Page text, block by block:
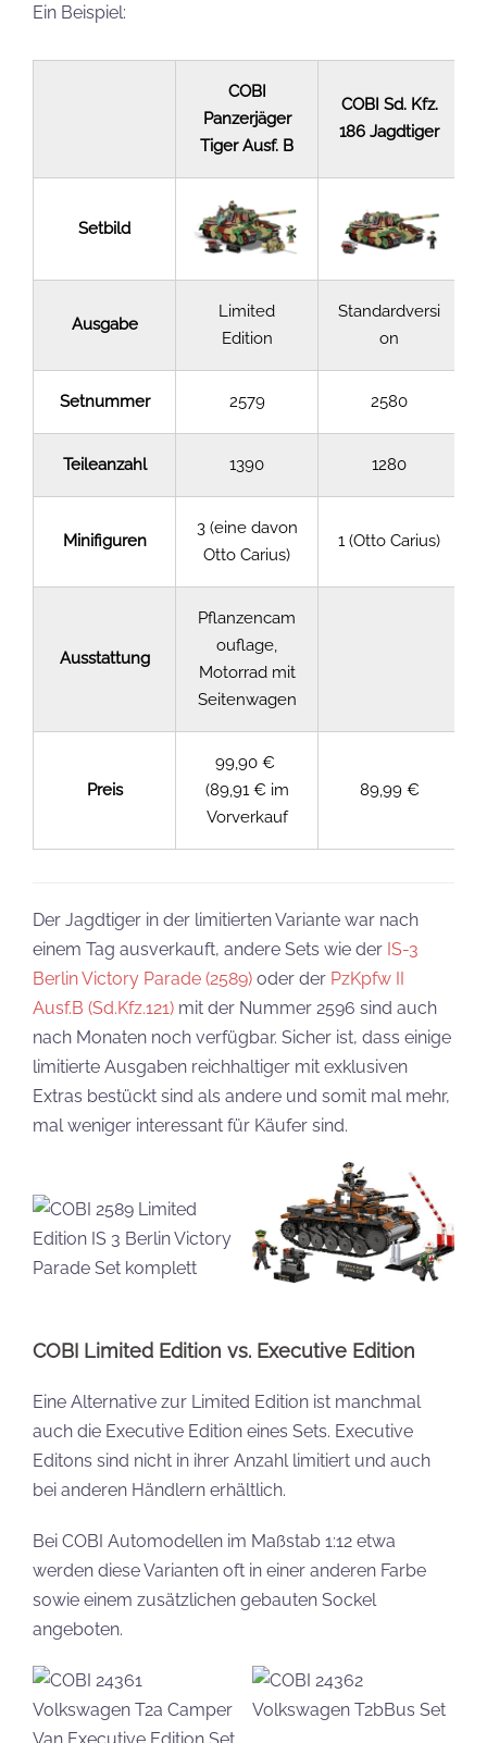
Ein Beispiel:
COBI
Panzerjäger
Tiger Ausf. B
COBI Sd. Kfz.
186 Jagdtiger
Setbild
Ausgabe
Limited
Edition
Standardversi
on
Setnummer 2579 2580
Teileanzahl 1390 1280
Minifiguren
3 (eine davon
Otto Carius)
1 (Otto Carius)
Ausstattung
Pflanzencam
ouflage,
Motorrad mit
Seitenwagen
Preis
99,90 €
(89,91 € im
Vorverkauf
89,99 €
Der Jagdtiger in der limitierten Variante war nach
einem Tag ausverkauft, andere Sets wie der IS-3
Berlin Victory Parade (2589) oder der PzKpfw II
Ausf.B (Sd.Kfz.121) mit der Nummer 2596 sind auch
nach Monaten noch verfügbar. Sicher ist, dass einige
limitierte Ausgaben reichhaltiger mit exklusiven
Extras bestückt sind als andere und somit mal mehr,
mal weniger interessant für Käufer sind.
COBI Limited Edition vs. Executive Edition
Eine Alternative zur Limited Edition ist manchmal
auch die Executive Edition eines Sets. Executive
Editons sind nicht in ihrer Anzahl limitiert und auch
bei anderen Händlern erhältlich.
Bei COBI Automodellen im Maßstab 1:12 etwa
werden diese Varianten oft in einer anderen Farbe
sowie einem zusätzlichen gebauten Sockel
angeboten.